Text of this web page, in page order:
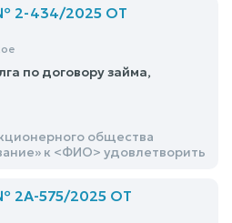
по штрафам
2-434/2025 ОТ
по договору займа,
общества
к <ФИО> удовлетворить
2А-575/2025 ОТ